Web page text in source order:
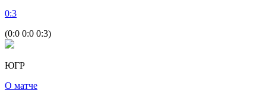
0:3
(0:0 0:0 0:3)
ЮГР
О матче